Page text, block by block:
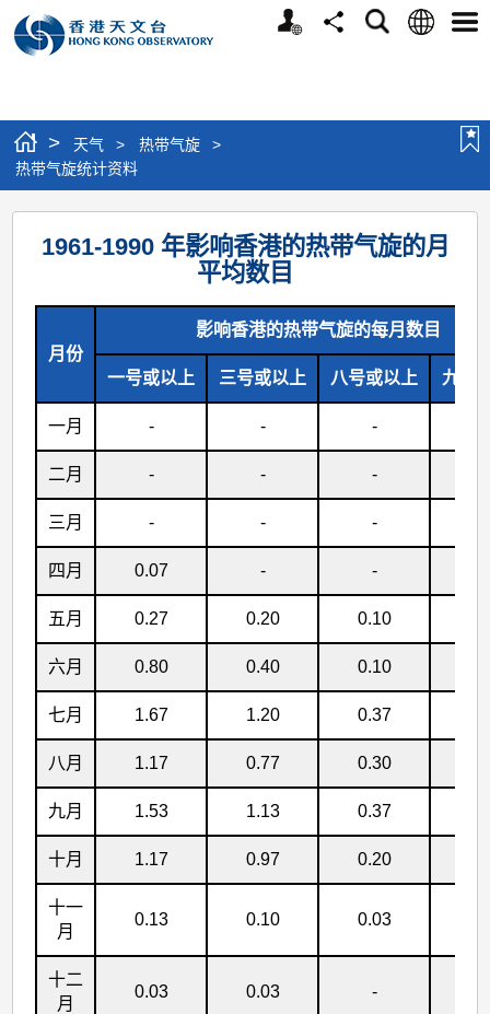
个
分
搜
语
选
> 天气 > 热带气旋
>
热带气旋统计资料
热
带
计
料
1961-1990 年影响香港的热带气旋的月
平均数目
月份
影响香港的热带气旋的每月数目
一号或以上 三号或以上 八号或以上 九号
一月 - - -
二月 - - -
三月 - - -
四月 0.07 - -
五月 0.27 0.20 0.10
六月 0.80 0.40 0.10
七月 1.67 1.20 0.37
八月 1.17 0.77 0.30
九月 1.53 1.13 0.37
十月 1.17 0.97 0.20
十一
月
0.13 0.10 0.03
十二
月
0.03 0.03 -